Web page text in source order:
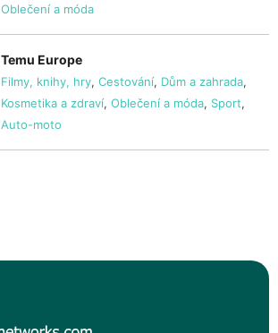
Oblečení a móda
Temu Europe
Filmy, knihy, hry, Cestování, Dům a zahrada,
Kosmetika a zdraví, Oblečení a móda, Sport,
Auto-moto